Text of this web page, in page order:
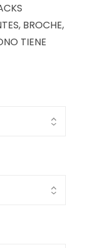
BROCHE,
TIENE